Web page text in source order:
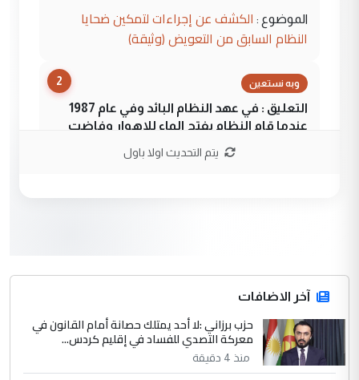
الموضوع : الكشف عن إجراءات لتمكين ضحايا
النظام السابق من التعويض (وثيقة)
2 وبه نستعين
التعليق : في عهد النظام البائد وفي عام 1987
عندما قام النظام بفتح الماء للاهوار وفاضت
عندما قام النظام بفتح الماء للاهوار وفاضت
البساتين ...
الموضوع :
الكشف عن إجراءات لتمكين ضحايا
النظام السابق من التعويض (وثيقة)
يتم التحديث اولا باول
آخر الاضافات
حزب برزاني :لا أحد يمتلك حصانة أمام القانون في
معركة التصدي للفساد في إقليم كردس...
منذ 4 دقيقة